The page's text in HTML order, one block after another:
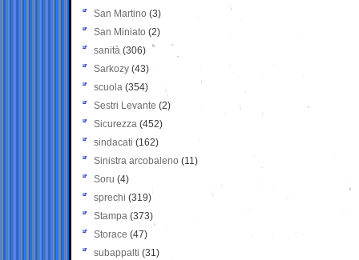
San Martino (3)
San Miniato (2)
sanità (306)
Sarkozy (43)
scuola (354)
Sestri Levante (2)
Sicurezza (452)
sindacati (162)
Sinistra arcobaleno (11)
Soru (4)
sprechi (319)
Stampa (373)
Storace (47)
subappalti (31)